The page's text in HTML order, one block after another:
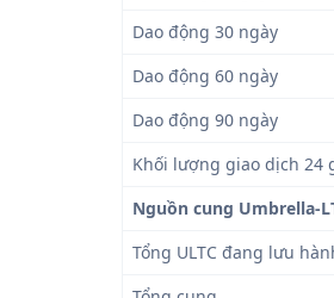
Dao động 30 ngày
Dao động 60 ngày
Dao động 90 ngày
Khối lượng giao dịch 24
Nguồn cung Umbrella-
Tổng ULTC đang lưu